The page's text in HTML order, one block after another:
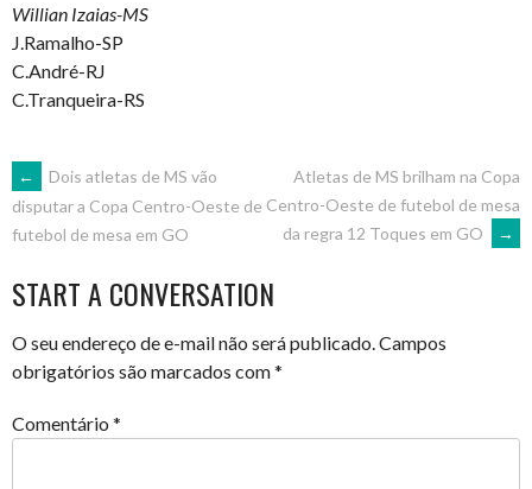
Willian Izaias-MS
J.Ramalho-SP
C.André-RJ
C.Tranqueira-RS
POST
NAVIGATION
←
Dois atletas de MS vão
disputar a Copa Centro-Oeste de
futebol de mesa em GO
Atletas de MS brilham na Copa
Centro-Oeste de futebol de mesa
da regra 12 Toques em GO
→
START A CONVERSATION
O seu endereço de e-mail não será publicado. Campos
obrigatórios são marcados com*
Comentário *